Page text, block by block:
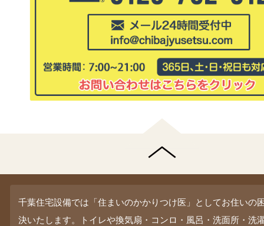
千葉住宅設備では「住まいのかかりつけ医」としてお住いの
決いたします。トイレや換気扇・コンロ・風呂・洗面所・洗